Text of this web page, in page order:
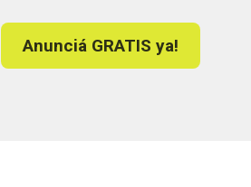
Anunciá GRATIS ya!